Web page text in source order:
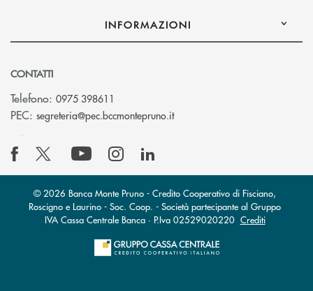
INFORMAZIONI
CONTATTI
Telefono: 0975 398611
PEC: segreteria@pec.bccmontepruno.it(si apre l’app di posta
© 2026 Banca Monte Pruno - Credito Cooperativo di Fisciano,
Roscigno e Laurino - Soc. Coop. - Società partecipante al Gruppo
IVA Cassa Centrale Banca · P.Iva 02529020220 Crediti